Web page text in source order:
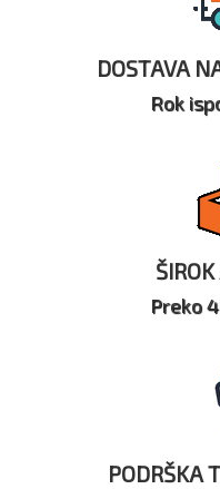
DOSTAVA
Rok
Preko
PODRŠKA